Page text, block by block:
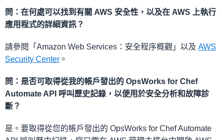
問：在何處可以找到有關 AWS 安全性，以及在 AWS 上執行
應用程式的詳細資訊？
請參閱「Amazon Web Services：安全程序概觀」以及 AWS
Security Center 。
問：是否可取得從我的帳戶發出的 OpsWorks for Chef
Automate API 呼叫歷史記錄，以便用於安全分析和故障診
斷？
是。要取得從您的帳戶發出的 OpsWorks for Chef Automate